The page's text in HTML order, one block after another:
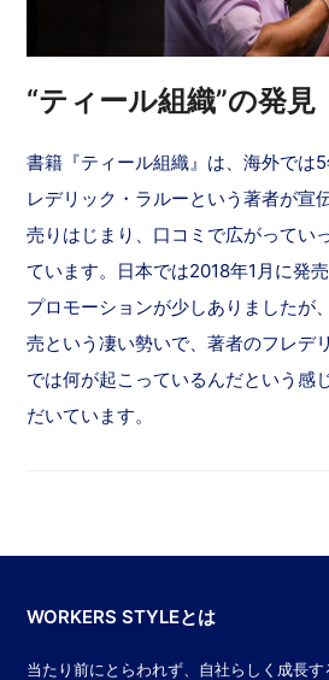
“ティール組織”の発見
書籍『ティール組織』は、海外では
レデリック・ラルーという著者が宣
売りはじまり、口コミで広がってい
ています。日本では2018年1月に発
プロモーションが少しありましたが
売という凄い勢いで、著者のフレデ
では何が起こっているんだという感
だいています。
WORKERS STYLEとは
当たり前にとらわれず、自社らしく成長す